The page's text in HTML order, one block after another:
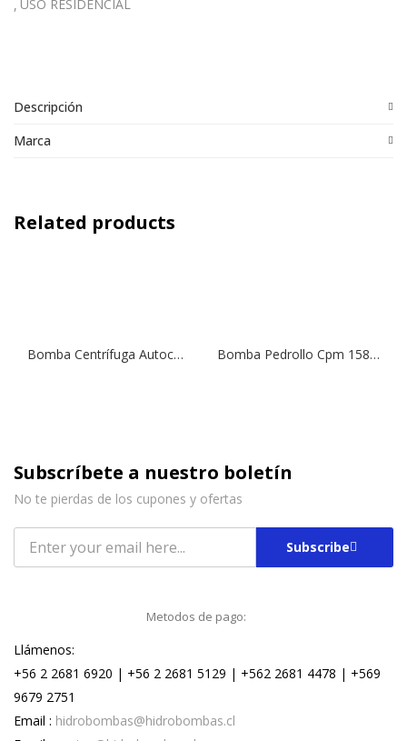
USO RESIDENCIAL
Descripción
Marca
Related products
Bomba Centrífuga Autocebante Tipo Jet NGLM 3/13 | 1,0 HP | 220 V. Bomba Pedrollo Cpm 158 220v 1×1
Subscríbete a nuestro boletín
No te pierdas de los cupones y ofertas
Subscribe
Metodos de pago:
Llámenos:
+56 2 2681 6920 | +56 2 2681 5129 | +562 2681 4478 | +569
9679 2751
Email : hidrobombas@hidrobombas.cl